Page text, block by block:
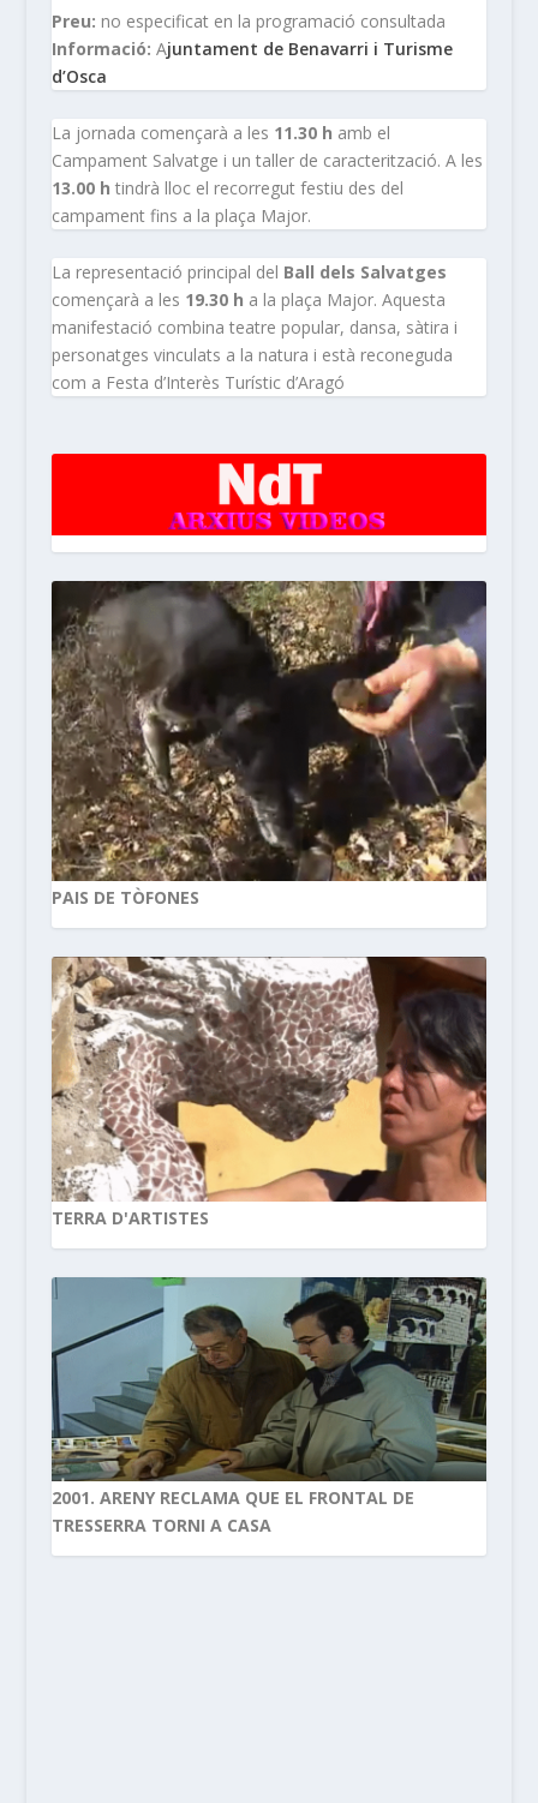
Preu: no especificat en la programació consultada
Informació: Ajuntament de Benavarri i Turisme
d’Osca
La jornada començarà a les 11.30 h amb el
Campament Salvatge i un taller de caracterització. A les
13.00 h tindrà lloc el recorregut festiu des del
campament fins a la plaça Major.
La representació principal del Ball dels Salvatges
començarà a les 19.30 h a la plaça Major. Aquesta
manifestació combina teatre popular, dansa, sàtira i
personatges vinculats a la natura i està reconeguda
com a Festa d’Interès Turístic d’Aragó
PAIS DE TÒFONES
TERRA D'ARTISTES
2001. ARENY RECLAMA QUE EL FRONTAL DE
TRESSERRA TORNI A CASA